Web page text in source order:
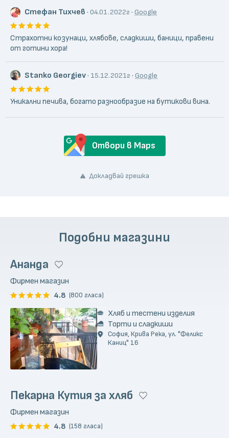
Стефан Тихчев · 04.01.2022г · Google
Страхотни козунаци, хлябове, сладкиши, баници, правени
от готини хора!
Stanko Georgiev· 15.12.2021г · Google
Уникални печива, богато разнообразие на бутикови вина.
Отвори в Maps
Докладвай грешка
Подобни магазини
Ананда
Фирмен магазин
4.8 (800 гласа)
Хляб и тестени изделия
Торти и сладкиши
София, Крива Река, ул. "Феликс
Каниц" 16
Пекарна Кутия за хляб
Фирмен магазин
4.8 (158 гласа)